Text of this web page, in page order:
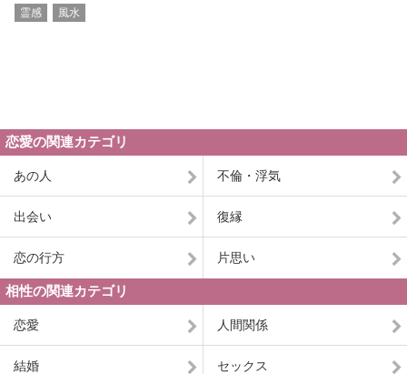
霊感
風水
恋愛の関連カテゴリ
あの人 不倫・浮気
出会い 復縁
恋の行方 片思い
相性の関連カテゴリ
恋愛 人間関係
結婚 セックス